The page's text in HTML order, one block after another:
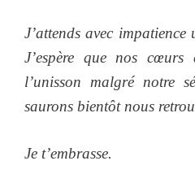
J’attends avec
J’espère que nos
l’unisson malgré notre
saurons bientôt nous
Je t’embrasse.